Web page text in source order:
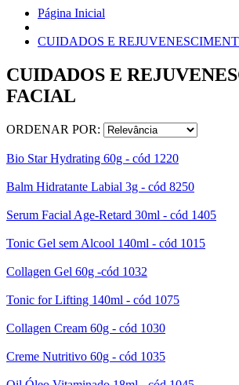
Página Inicial
CUIDADOS E
CUIDADOS E
FACIAL
ORDENAR POR:
Bio Star Hydrating 60g - cód 1220
Balm Hidratante Labial 3g - cód 8250
Serum Facial Age-Retard 30ml - cód 1405
Tonic Gel sem Alcool 140ml - cód 1015
Collagen Gel 60g -cód 1032
Tonic for Lifting 140ml - cód 1075
Collagen Cream 60g - cód 1030
Creme Nutritivo 60g - cód 1035